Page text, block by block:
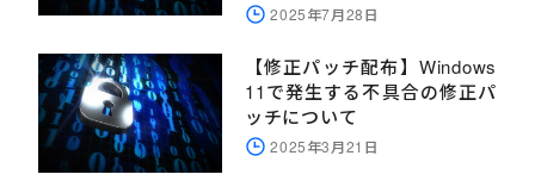
2025年7月28日
【修正パッチ配布】Windows
11で発生する不具合の修正パ
ッチについて
2025年3月21日